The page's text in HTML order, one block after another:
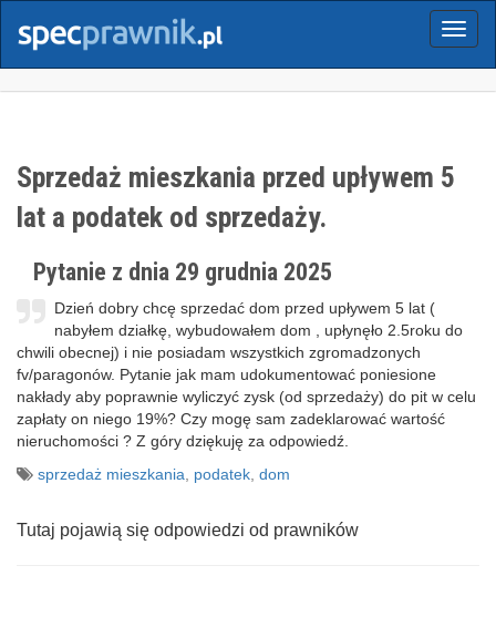
Menu
Sprzedaż mieszkania przed upływem 5
lat a podatek od sprzedaży.
Pytanie z dnia 29 grudnia 2025
Dzień dobry chcę sprzedać dom przed upływem 5 lat (
nabyłem działkę, wybudowałem dom , upłynęło 2.5roku do
chwili obecnej) i nie posiadam wszystkich zgromadzonych
fv/paragonów. Pytanie jak mam udokumentować poniesione
nakłady aby poprawnie wyliczyć zysk (od sprzedaży) do pit w celu
zapłaty on niego 19%? Czy mogę sam zadeklarować wartość
nieruchomości ? Z góry dziękuję za odpowiedź.
sprzedaż mieszkania
podatek dom
Tutaj pojawią się odpowiedzi od prawników